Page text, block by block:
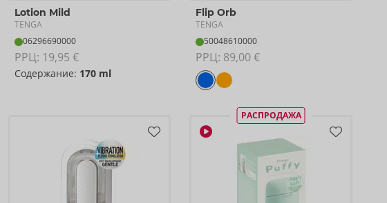
Lotion Mild
TENGA
06296690000
РРЦ: 19,95 €
Содержание: 170 ml
Flip Orb
TENGA
50048610000
РРЦ: 89,00 €
РАСПРОДАЖА